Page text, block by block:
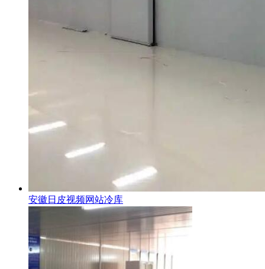
安徽日皮视频网站冷库